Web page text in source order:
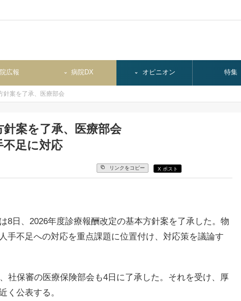
広報 病院DX オピニオン 特集
針案を了承、医療部会
案を了承、医療部会
不足に対応
リンクをコピー X ポスト
8日、2026年度診療報酬改定の基本方針案を了承した。物
手不足への対応を重点課題に位置付け、対応策を議論す
社保審の医療保険部会も4日に了承した。それを受け、厚
く公表する。